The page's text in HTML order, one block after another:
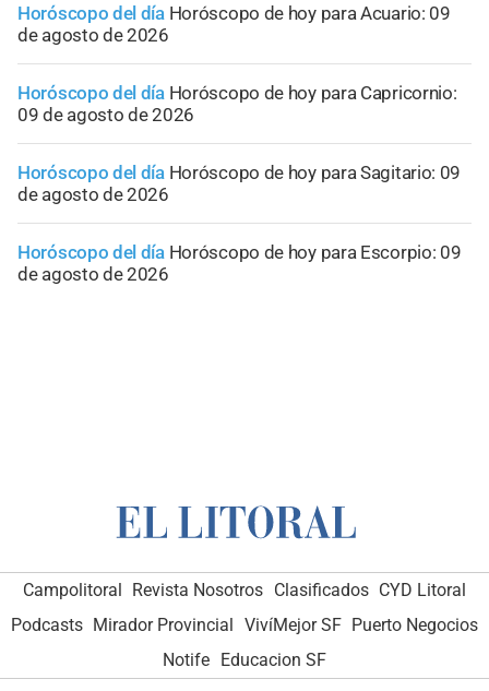
Horóscopo del día Horóscopo de hoy para Acuario: 09
de agosto de 2026
Horóscopo del día Horóscopo de hoy para Capricornio:
09 de agosto de 2026
Horóscopo del día Horóscopo de hoy para Sagitario: 09
de agosto de 2026
Horóscopo del día Horóscopo de hoy para Escorpio: 09
de agosto de 2026
Campolitoral Revista Nosotros Clasificados CYD Litoral
Podcasts Mirador Provincial VivíMejor SF Puerto Negocios
Notife Educacion SF